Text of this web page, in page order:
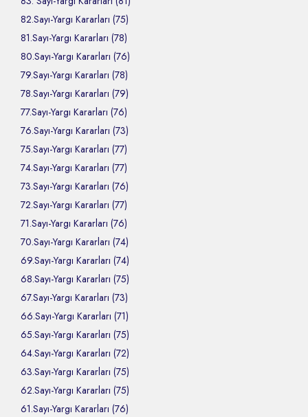
82.Sayı-Yargı Kararları (75)
81.Sayı-Yargı Kararları (78)
80.Sayı-Yargı Kararları (76)
79.Sayı-Yargı Kararları (78)
78.Sayı-Yargı Kararları (79)
77.Sayı-Yargı Kararları (76)
76.Sayı-Yargı Kararları (73)
75.Sayı-Yargı Kararları (77)
74.Sayı-Yargı Kararları (77)
73.Sayı-Yargı Kararları (76)
72.Sayı-Yargı Kararları (77)
71.Sayı-Yargı Kararları (76)
70.Sayı-Yargı Kararları (74)
69.Sayı-Yargı Kararları (74)
68.Sayı-Yargı Kararları (75)
67.Sayı-Yargı Kararları (73)
66.Sayı-Yargı Kararları (71)
65.Sayı-Yargı Kararları (75)
64.Sayı-Yargı Kararları (72)
63.Sayı-Yargı Kararları (75)
62.Sayı-Yargı Kararları (75)
61.Sayı-Yargı Kararları (76)